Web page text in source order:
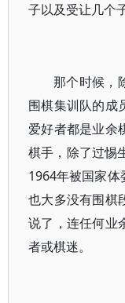
子以及受让几个
那个时候，
围棋集训队的成
爱好者都是业余
棋手，除了过惕
1964年被国家体
也大多没有围棋
说了，连任何业
者或棋迷。